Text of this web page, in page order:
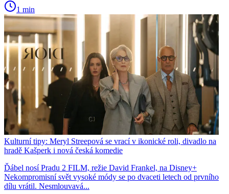
1 min
Kulturní tipy: Meryl Streepová se vrací v ikonické roli, divadlo na
hradě Kašperk i nová česká komedie
Ďábel nosí Pradu 2 FILM, režie David Frankel, na Disney+
Nekompromisní svět vysoké módy se po dvaceti letech od prvního
dílu vrátil. Nesmlouvavá...